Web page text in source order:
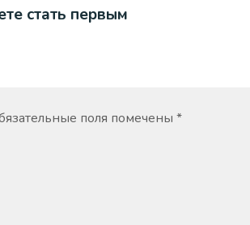
стать первым
поля помечены *